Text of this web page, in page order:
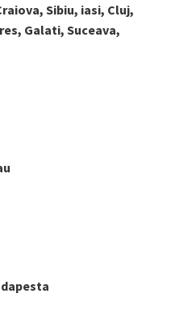
Sibiu, iasi, Cluj,
Galati, Suceava,